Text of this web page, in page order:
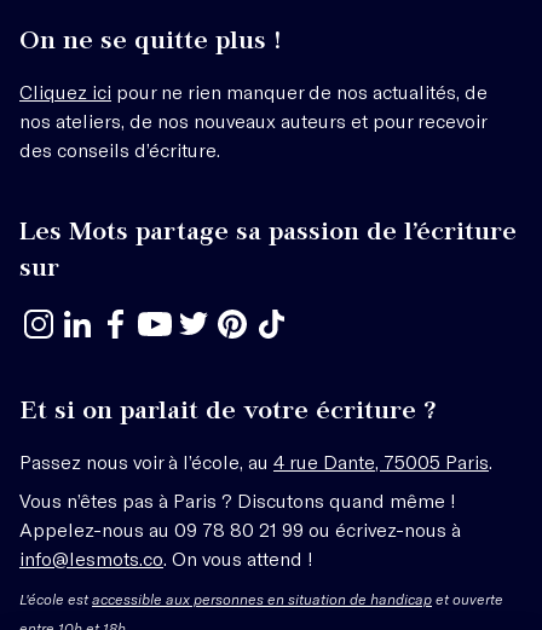
On ne se quitte plus !
Cliquez ici pour ne rien manquer de nos actualités, de
nos ateliers, de nos nouveaux auteurs et pour recevoir
des conseils d’écriture.
Les Mots partage sa passion de l’écriture
sur
Et si on parlait de votre écriture ?
Passez nous voir à l’école, au 4 rue Dante, 75005 Paris
Vous n’êtes pas à Paris ? Discutons quand même !
Appelez-nous au 09 78 80 21 99 ou écrivez-nous à
info@lesmots.co . On vous attend !
L'école estaccessible aux personnes en situation de handicap et ouverte